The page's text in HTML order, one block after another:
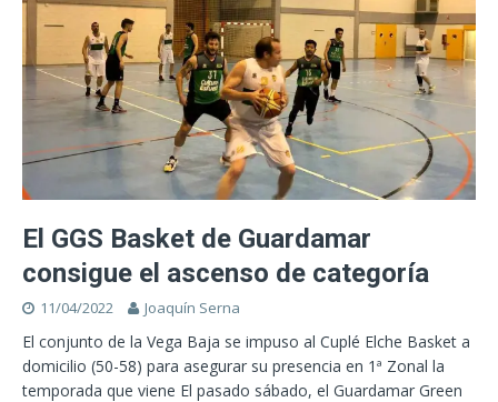
El GGS Basket de Guardamar
consigue el ascenso de categoría
11/04/2022 Joaquín Serna
El conjunto de la Vega Baja se impuso al Cuplé Elche Basket a
domicilio (50-58) para asegurar su presencia en 1ª Zonal la
temporada que viene El pasado sábado, el Guardamar Green